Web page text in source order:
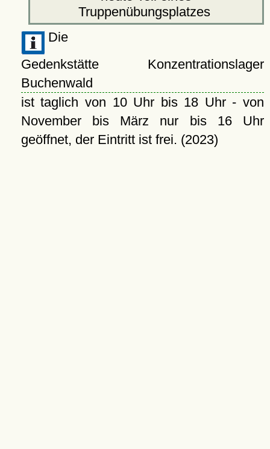
Truppenübungsplatzes
Die
Gedenkstätte Konzentrationslager
Buchenwald
ist taglich von 10 Uhr bis 18 Uhr - von
November bis März nur bis 16 Uhr
geöffnet, der Eintritt ist frei. (2023)